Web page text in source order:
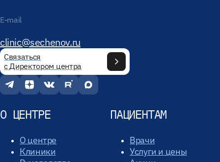
E-mail
clinic@sechenov.ru
Связаться
с Директором центра
О ЦЕНТРЕ
О центре
Клиники
ПАЦИЕНТАМ
Врачи
Услуги и цены